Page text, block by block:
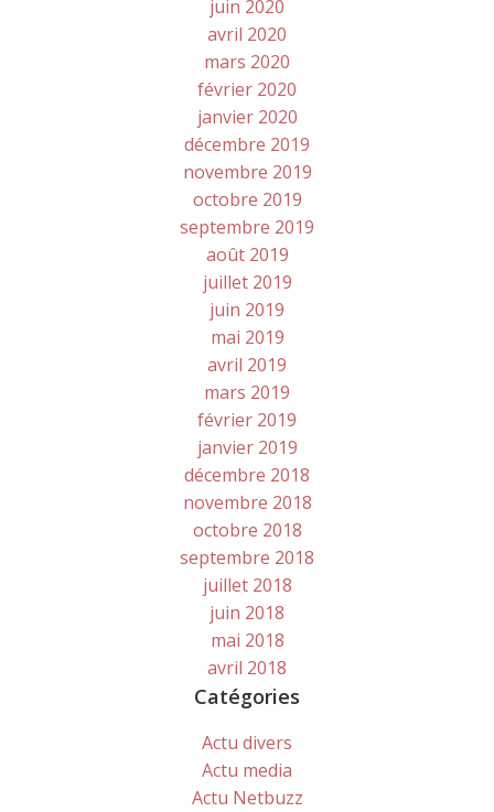
juin 2020
avril 2020
mars 2020
février 2020
janvier 2020
décembre 2019
novembre 2019
octobre 2019
septembre 2019
août 2019
juillet 2019
juin 2019
mai 2019
avril 2019
mars 2019
février 2019
janvier 2019
décembre 2018
novembre 2018
octobre 2018
septembre 2018
juillet 2018
juin 2018
mai 2018
avril 2018
Catégories
Actu divers
Actu media
Actu Netbuzz